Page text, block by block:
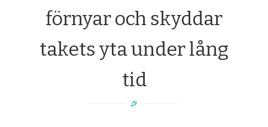
förnyar och skyddar
takets yta under lång
tid